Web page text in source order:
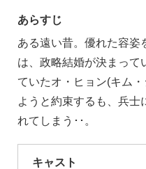
あらすじ
ある遠い昔。優れた容姿
は、政略結婚が決まって
ていたオ・ヒョン(キム
ようと約束するも、兵士
れてしまう･･。
キャスト